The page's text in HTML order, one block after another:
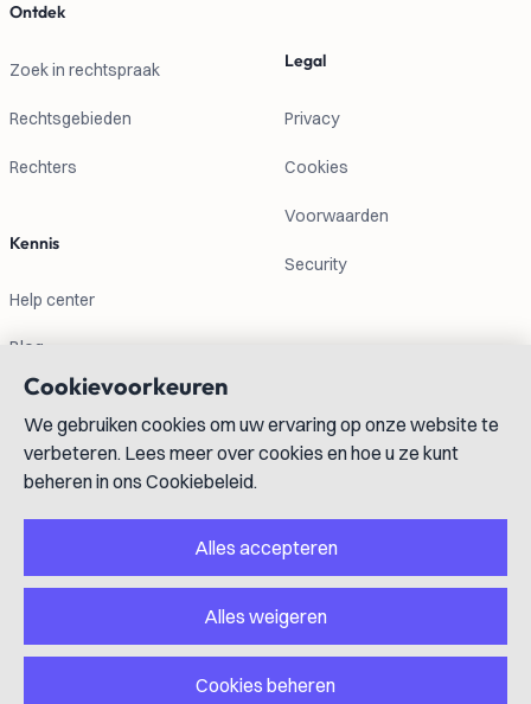
Ontdek
Zoek in rechtspraak
Rechtsgebieden
Rechters
Kennis
Help center
Blog
Legal
Privacy
Cookies
Voorwaarden
Security
Contactgegevens
info@lexboost.com
GitHubYouTube
Copyright © 2023-2026 Lexboost
Cookievoorkeuren
We gebruiken cookies om uw ervaring op onze website te
verbeteren. Lees meer over cookies en hoe u ze kunt
beheren in ons Cookiebeleid.
Alles accepteren
Alles weigeren
Cookies beheren